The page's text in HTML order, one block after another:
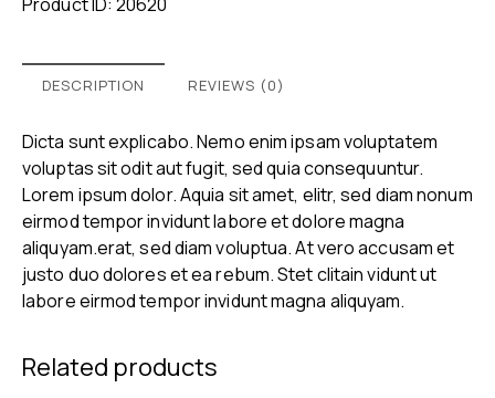
DESCRIPTION REVIEWS (0)
Dicta sunt explicabo. Nemo enim ipsam voluptatem
voluptas sit odit aut fugit, sed quia consequuntur.
Lorem ipsum dolor. Aquia sit amet, elitr, sed diam nonum
eirmod tempor invidunt labore et dolore magna
aliquyam.erat, sed diam voluptua. At vero accusam et
justo duo dolores et ea rebum. Stet clitain vidunt ut
labore eirmod tempor invidunt magna aliquyam.
Related products